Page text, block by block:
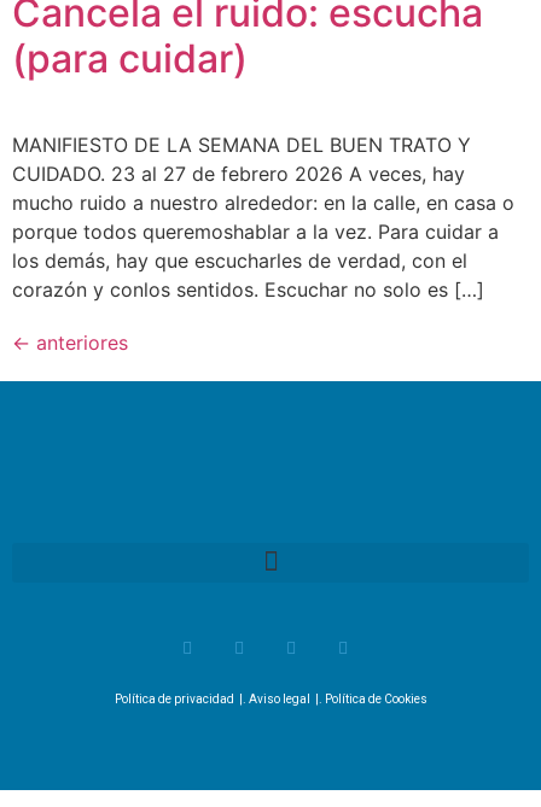
Cancela el ruido: escucha
(para cuidar)
MANIFIESTO DE LA SEMANA DEL BUEN TRATO Y
CUIDADO. 23 al 27 de febrero 2026 A veces, hay
mucho ruido a nuestro alrededor: en la calle, en casa o
porque todos queremoshablar a la vez. Para cuidar a
los demás, hay que escucharles de verdad, con el
corazón y conlos sentidos. Escuchar no solo es […]
← anteriores
Política de privacidad Aviso legal Política de Cookies